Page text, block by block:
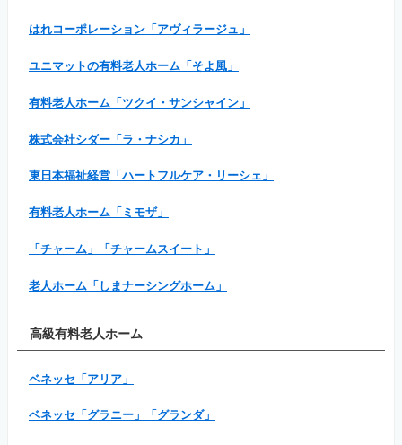
はれコーポレーション「アヴィラージュ」
ユニマットの有料老人ホーム「そよ風」
有料老人ホーム「ツクイ・サンシャイン」
株式会社シダー「ラ・ナシカ」
東日本福祉経営「ハートフルケア・リーシェ」
有料老人ホーム「ミモザ」
「チャーム」「チャームスイート」
老人ホーム「しまナーシングホーム」
高級有料老人ホーム
ベネッセ「アリア」
ベネッセ「グラニー」「グランダ」